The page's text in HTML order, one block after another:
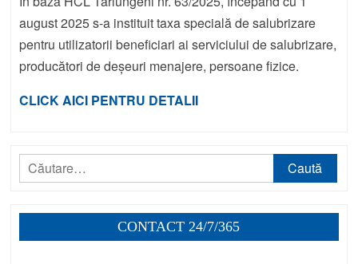
august 2025 s-a instituit taxa specială de salubrizare
pentru utilizatorii beneficiari ai serviciului de salubrizare,
producători de deșeuri menajere, persoane fizice.
CLICK AICI PENTRU DETALII
Caută
după:
CONTACT 24/7/365